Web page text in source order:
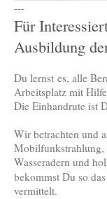
---
Für
Ausbildung
Du lernst es, alle
Arbeitsplatz mit
Die Einhandrute ist
Wir betrachten und
Mobilfunkstrahlung,
Wasseradern und
bekommst Du so
vermittelt.